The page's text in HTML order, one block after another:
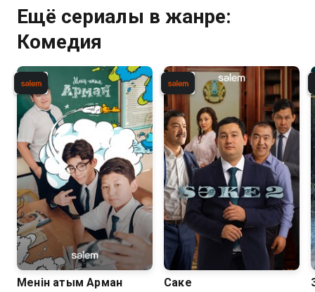
Ещё сериалы в жанре:
Комедия
Менiн атым Арман Саке